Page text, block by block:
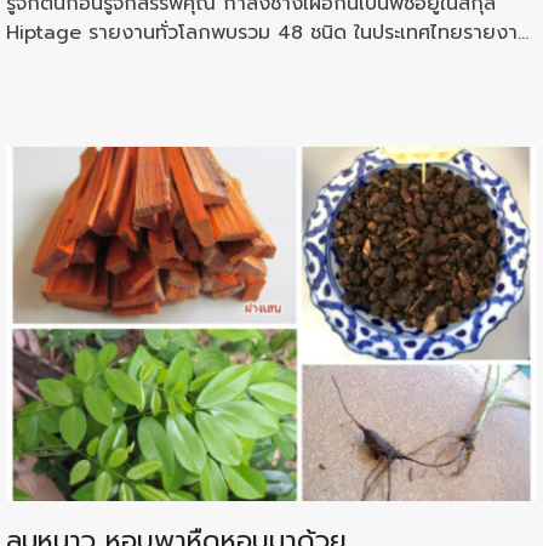
Hiptage รายงานทั่วโลกพบรวม 48 ชนิด ในประเทศไทยรายงาน